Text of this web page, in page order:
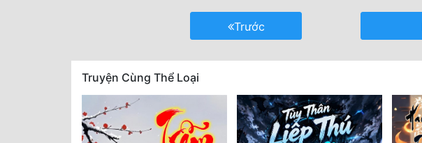
Trước
Truyện Cùng Thể Loại